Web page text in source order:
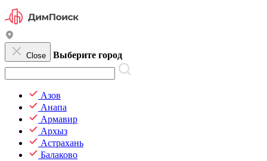
Close Выберите город
Азов
Анапа
Армавир
Архыз
Астрахань
Балаково